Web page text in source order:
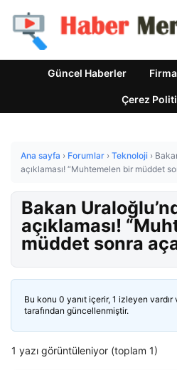
Güncel Haberler
Çerez
Ana sayfa › Forumlar › Teknoloji ›
açıklaması! “Muhtemelen bir müddet
Bakan
açıklaması!
müddet sonra
Bu konu 0 yanıt içerir, 1 izleyen vardır
tarafından güncellenmiştir.
1 yazı görüntüleniyor (toplam 1)